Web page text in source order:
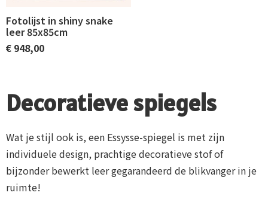
Fotolijst in shiny snake
leer 85x85cm
€ 948,00
Decoratieve spiegels
Wat je stijl ook is, een Essysse-spiegel is met zijn
individuele design, prachtige decoratieve stof of
bijzonder bewerkt leer gegarandeerd de blikvanger in je
ruimte!